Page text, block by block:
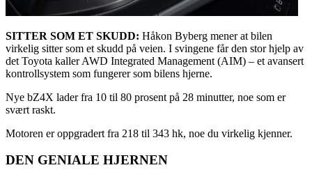
SITTER SOM ET SKUDD: Håkon Byberg mener at bilen
virkelig sitter som et skudd på veien. I svingene får den stor hjelp av
det Toyota kaller AWD Integrated Management (AIM) – et avansert
kontrollsystem som fungerer som bilens hjerne.
Nye bZ4X lader fra 10 til 80 prosent på 28 minutter, noe som er
svært raskt.
Motoren er oppgradert fra 218 til 343 hk, noe du virkelig kjenner.
DEN GENIALE HJERNEN